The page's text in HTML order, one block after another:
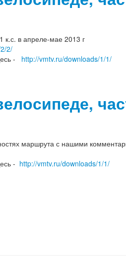
к.с. в апреле-мае 2013 г
2/
-
http://vmtv.ru/downloads/1/1/
маршрута с нашими
- http://vmtv.ru/downloads/1/1/